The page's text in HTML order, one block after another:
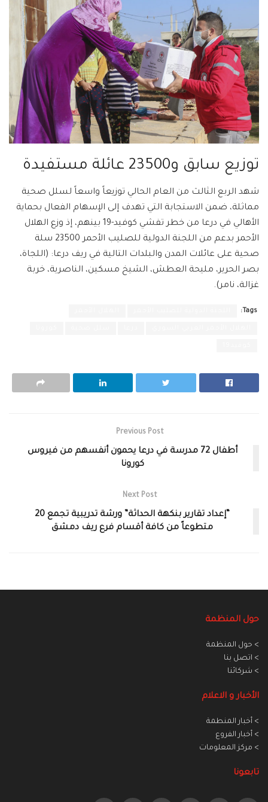
توزيع سابق و23500 عائلة مستفيدة
شهد الربع الثالث من العام الحالي توزيعاً واسعاً لسلل صحية
مماثلة، ضمن الاستجابة التي تهدف إلى الإسهام الفعال بحماية
الأهالي في درعا من خطر تفشي كوفيد-19 بينهم، إذ وزع الهلال
الأحمر بدعم من اللجنة الدولية للصليب الأحمر 23500 سلة
صحية على عائلات المدن والبلدات التالية في ريف درعا: (اللجاة،
بصر الحرير، مليحة العطش، الشيخ مسكين، الناصرية، خربة
غزالة، نامر).
Tags:
Previous Post
أطفال 72 مدرسة في درعا يحمون أنفسهم من فيروس
كورونا
Next Post
“إعداد تقارير بنكهة الحداثة” ورشة تدريبية تجمع 20
متطوعاً من كافة أقسام فرع ريف دمشق
حول المنظمة
> حول المنظمة
> اتصل بنا
> شركائنا
الأخبار و الاعلام
> أخبار المنطمة
> أخبار الفروع
> مركز المعلومات
تابعونا